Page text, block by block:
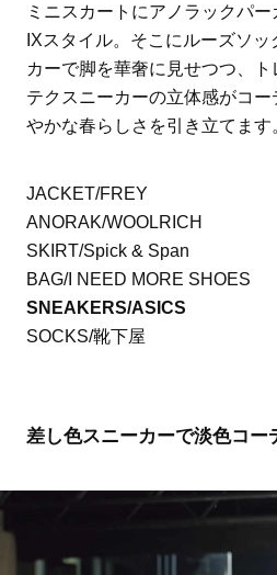
ミニスカートにアノラックパ
IXスタイル。そこにルーズソ
カーで脚を華奢に見せつつ、
テクスニーカーの立体感がコ
やかな春らしさを引き立てます
JACKET/FREY
ANORAK/WOOLRICH
SKIRT/Spick & Span
BAG/I NEED MORE SHOES
SNEAKERS/ASICS
SOCKS/靴下屋
差し色スニーカーで淡色コー